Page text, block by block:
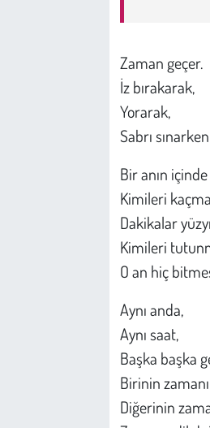
Zaman geçer.
İz bırakarak,
Yorarak,
Sabrı
Bir anın içinde
Kimileri
Dakikalar
Kimileri
O an hiç
Aynı anda,
Aynı saat,
Başka başka
Birinin
Diğerinin